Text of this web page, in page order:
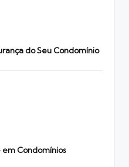
do Seu Condomínio
Condomínios